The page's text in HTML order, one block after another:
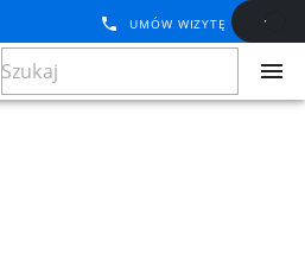
UMÓW WIZYTĘ